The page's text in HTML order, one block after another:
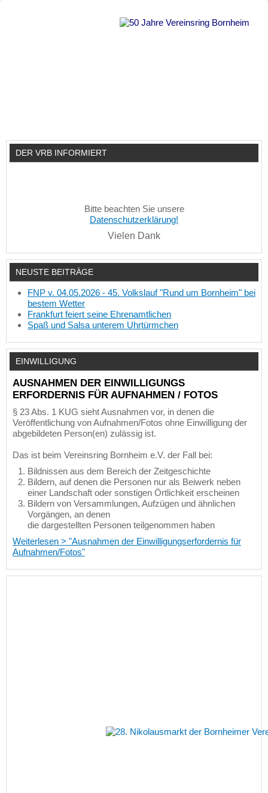
DER VRB INFORMIERT
Bitte beachten Sie unsere
Datenschutzerklärung!
Vielen Dank
NEUSTE BEITRÄGE
FNP v. 04.05.2026 - 45. Volkslauf "Rund um Bornheim" bei
bestem Wetter
Frankfurt feiert seine Ehrenamtlichen
Spaß und Salsa unterem Uhrtürmchen
EINWILLIGUNG
AUSNAHMEN DER EINWILLIGUNGS
ERFORDERNIS FÜR AUFNAHMEN / FOTOS
§ 23 Abs. 1 KUG sieht Ausnahmen vor, in denen die
Veröffentlichung von Aufnahmen/Fotos ohne Einwilligung der
abgebildeten Person(en) zulässig ist.
Das ist beim Vereinsring Bornheim e.V. der Fall bei:
Bildnissen aus dem Bereich der Zeitgeschichte
Bildern, auf denen die Personen nur als Beiwerk neben
einer Landschaft oder sonstigen Örtlichkeit erscheinen
Bildern von Versammlungen, Aufzügen und ähnlichen
Vorgängen, an denen
die dargestellten Personen teilgenommen haben
Weiterlesen > "Ausnahmen der Einwilligungserfordernis für
Aufnahmen/Fotos"